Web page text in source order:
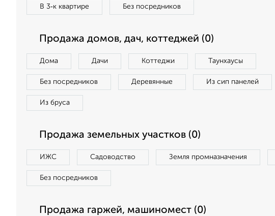
В 3‑к квартире Без посредников
Продажа домов, дач, коттеджей (0)
Дома Дачи Коттеджи Таунхаусы
Без посредников Деревянные Из сип панелей
Из бруса
Продажа земельных участков (0)
ИЖС Садоводство Земля промназначения
Без посредников
Продажа гаржей, машиномест (0)